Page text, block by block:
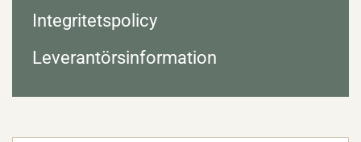
Integritetspolicy
Leverantörsinformation